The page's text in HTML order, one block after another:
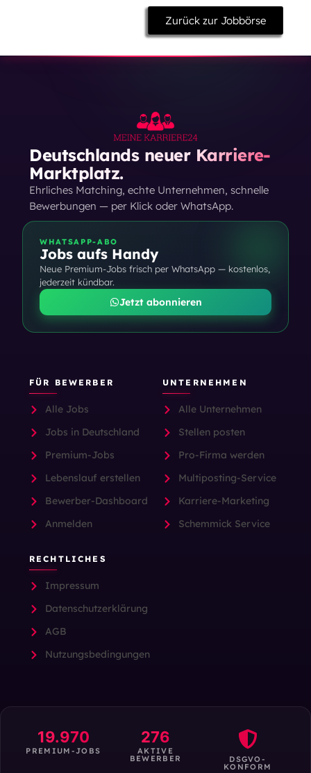
Zurück zur Jobbörse
Deutschlands neuer Karriere-
Marktplatz.
Ehrliches Matching, echte Unternehmen, schnelle
Bewerbungen — per Klick oder WhatsApp.
WHATSAPP-ABO
Jobs aufs Handy
Neue Premium-Jobs frisch per WhatsApp — kostenlos,
jederzeit kündbar.
Jetzt abonnieren
FÜR BEWERBER
Alle Jobs
Jobs in Deutschland
Premium-Jobs
Lebenslauf erstellen
Bewerber-Dashboard
Anmelden
UNTERNEHMEN
Alle Unternehmen
Stellen posten
Pro-Firma werden
Multiposting-Service
Karriere-Marketing
Schemmick Service
RECHTLICHES
Impressum
Datenschutzerklärung
AGB
Nutzungsbedingungen
19.970
PREMIUM-JOBS
276
AKTIVE
BEWERBER DSGVO-
KONFORM